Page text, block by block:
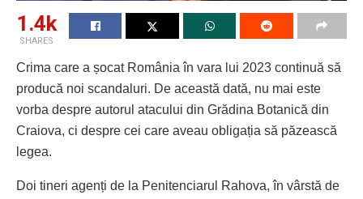
1.4k
SHARES
Crima care a șocat România în vara lui 2023 continuă să
producă noi scandaluri. De această dată, nu mai este
vorba despre autorul atacului din Grădina Botanică din
Craiova, ci despre cei care aveau obligația să păzească
legea.
Doi tineri agenți de la Penitenciarul Rahova, în vârstă de